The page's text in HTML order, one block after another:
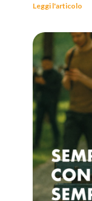
Leggi l'articolo